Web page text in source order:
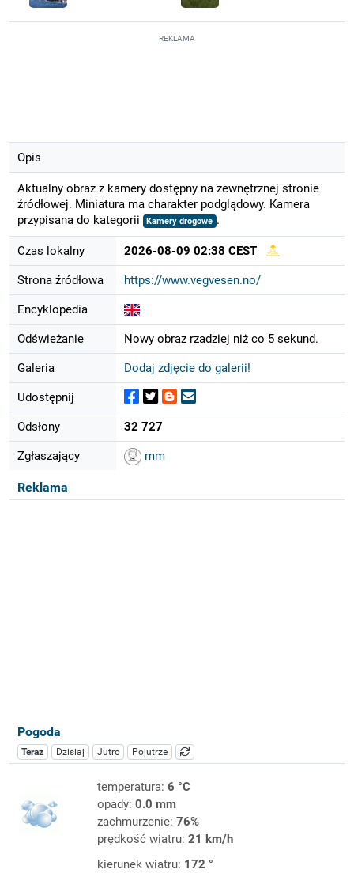
REKLAMA
Opis
Aktualny obraz z kamery dostępny na zewnętrznej stronie
źródłowej. Miniatura ma charakter podglądowy. Kamera
przypisana do kategorii
Kamery drogowe .
Czas lokalny 2026-08-09 02:38 CEST
Strona źródłowa https://www.vegvesen.no/
Encyklopedia
Odświeżanie Nowy obraz rzadziej niż co 5 sekund.
Galeria Dodaj zdjęcie do galerii!
Udostępnij
Odsłony 32 727
Zgłaszający mm
Reklama
Pogoda
Teraz Dzisiaj Jutro Pojutrze
temperatura: 6 °C
opady: 0.0 mm
zachmurzenie: 76%
prędkość wiatru: 21 km/h
kierunek wiatru: 172 °